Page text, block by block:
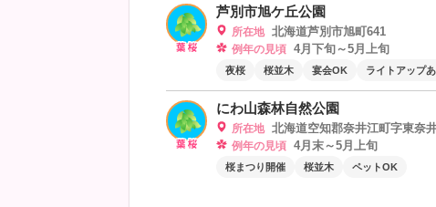
芦別市旭ケ丘公園
所在地 北海道芦別市旭町641
例年の見頃 4月下旬～5月上旬
夜桜 桜並木 宴会OK ライトアップ
にわ山森林自然公園
所在地 北海道空知郡奈井江町字東奈
例年の見頃 4月末～5月上旬
桜まつり開催 桜並木 ペットOK